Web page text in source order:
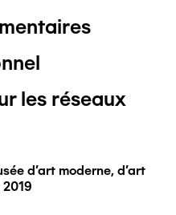
les réseaux
d'art moderne, d'art